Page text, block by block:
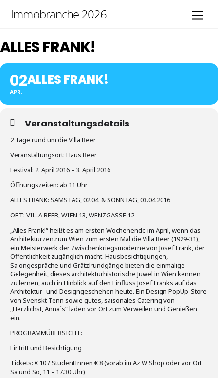
Immobranche 2026
ALLES FRANK!
02
APR.
ALLES FRANK!
Veranstaltungsdetails
2 Tage rund um die Villa Beer
Veranstaltungsort: Haus Beer
Festival: 2. April 2016 – 3. April 2016
Öffnungszeiten: ab 11 Uhr
ALLES FRANK: SAMSTAG, 02.04. & SONNTAG, 03.04.2016
ORT: VILLA BEER, WIEN 13, WENZGASSE 12
„Alles Frank!“ heißt es am ersten Wochenende im April, wenn das
Architekturzentrum Wien zum ersten Mal die Villa Beer (1929-31),
ein Meisterwerk der Zwischenkriegsmoderne von Josef Frank, der
Öffentlichkeit zugänglich macht. Hausbesichtigungen,
Salongespräche und Grätzlrundgänge bieten die einmalige
Gelegenheit, dieses architekturhistorische Juwel in Wien kennen
zu lernen, auch in Hinblick auf den Einfluss Josef Franks auf das
Architektur- und Designgeschehen heute. Ein Design PopUp-Store
von Svenskt Tenn sowie gutes, saisonales Catering von
„Herzlichst, Anna´s“ laden vor Ort zum Verweilen und Genießen
ein.
PROGRAMMÜBERSICHT:
Eintritt und Besichtigung
Tickets: € 10 / StudentInnen € 8 (vorab im Az W Shop oder vor Ort
Sa und So, 11 – 17.30 Uhr)